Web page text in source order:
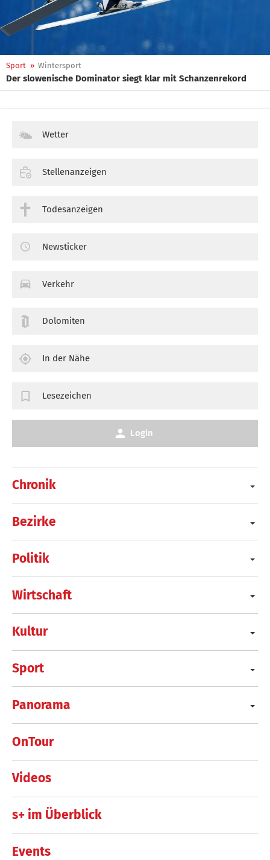
Sport » Wintersport
Der slowenische Dominator siegt klar mit Schanzenrekord
Chronik
Bezirke
Politik
Wirtschaft
Kultur
Sport
Panorama
OnTour
Videos
s+ im Überblick
Events
Wetter
Stellenanzeigen
Todesanzeigen
Newsticker
Verkehr
Dolomiten
In der Nähe
Lesezeichen
Login